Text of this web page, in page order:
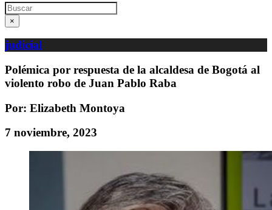
Search
×
judicial
Polémica por respuesta de la alcaldesa de Bogotá al
violento robo de Juan Pablo Raba
Por: Elizabeth Montoya
7 noviembre, 2023